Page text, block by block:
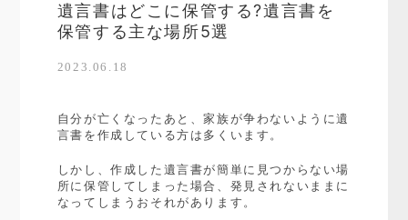
遺言書はどこに保管する?遺言書を
保管する主な場所5選
2023.06.18
自分が亡くなったあと、家族が争わないように遺
言書を作成している方は多くいます。
しかし、作成した遺言書が簡単に見つからない場
所に保管してしまった場合、発見されないままに
なってしまうおそれがあります。